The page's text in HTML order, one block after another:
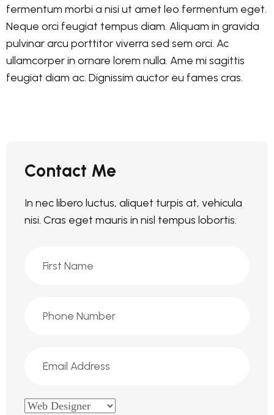
fermentum morbi a nisi ut amet leo fermentum eget.
Neque orci feugiat tempus diam. Aliquam in gravida
pulvinar arcu porttitor viverra sed sem orci. Ac
ullamcorper in ornare lorem nulla. Ame mi sagittis
feugiat diam ac. Dignissim auctor eu fames cras.
Contact Me
In nec libero luctus, aliquet turpis at, vehicula
nisi. Cras eget mauris in nisl tempus lobortis.